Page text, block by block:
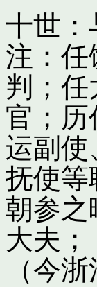
十世：
注：任
判；
官；历
运副使
抚使等
朝参之
大夫
（今